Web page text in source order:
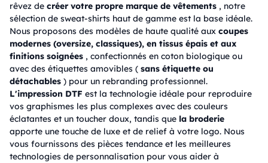
rêvez de créer votre propre marque de vêtements , notre
sélection de sweat-shirts haut de gamme est la base idéale.
Nous proposons des modèles de haute qualité aux coupes
modernes (oversize, classiques), en tissus épais et aux
finitions soignées , confectionnés en coton biologique ou
avec des étiquettes amovibles ( sans étiquette ou
détachables ) pour un rebranding professionnel.
L'impression DTF est la technologie idéale pour reproduire
vos graphismes les plus complexes avec des couleurs
éclatantes et un toucher doux, tandis que la broderie
apporte une touche de luxe et de relief à votre logo. Nous
vous fournissons des pièces tendance et les meilleures
technologies de personnalisation pour vous aider à